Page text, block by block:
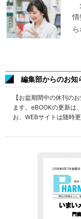
情
編集部からのお知
【お盆期間中の休刊の
ます。eBOOKの更新は
お、WEBサイトは随時更